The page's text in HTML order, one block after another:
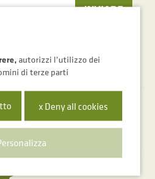
INVIARE
di assistenza telefonica
563 511
autorizzi l’utilizzo dei
di terze parti
x Deny all cookies